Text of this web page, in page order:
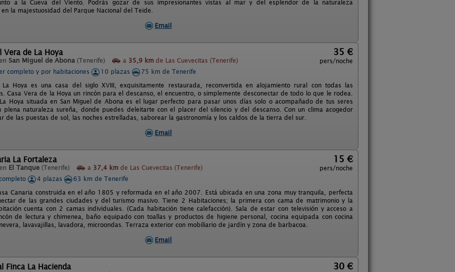
a la Cueva del Viento. Podrás gozar de sus impresionantes vistas al mar y del esplendor de la naturaleza
la majestuosidad del Parque Nacional del Teide.
Email
Vera de La Hoya
San Miguel de Abona (Tenerife) a 35,9 km de Las Cuevecitas (Tenerife)
35 €
pers/noche
completo y por habitaciones
10 plazas
75 km de Tenerife
Hoya es una casa del siglo XVIII, exquisitamente restaurada, reconvertida en alojamiento rural con todas las
Casa Vera de la Hoya un rincón para el descanso, el encuentro, o simplemente desconectar de todo lo que le rodea.
Hoya situada en San Miguel de Abona es el lugar perfecto para pasar unos días solo o acompañado de tus seres
plena naturaleza sureña, donde puedes deleitarte con el placer del silencio y del descanso. Con un clima acogedor
de las puestas de sol, las noches estrelladas, saborear la gastronomía y los caldos de la tierra del sur.
Email
La Fortaleza
El Tanque (Tenerife) a 37,4 km de Las Cuevecitas (Tenerife)
15 €
pers/noche
4 plazas
63 km de Tenerife
Canaria construida en el año 1805 y reformada en el año 2007. Está ubicada en una zona muy tranquila, perfecta
de las grandes ciudades y del turismo masivo. Tiene 2 Habitaciones; la primera con cama de matrimonio y la
cuenta con 2 camas individuales. (Cada habitación tiene calefacción). Sala de estar con televisión y acceso a
de lectura y chimenea, baño equipado con toallas y productos de higiene personal, cocina equipada con cocina
lavavajillas, lavadora, microondas. Terraza exterior con mobiliario de jardín y zona de barbacoa.
Email
Finca La Hacienda 30 €